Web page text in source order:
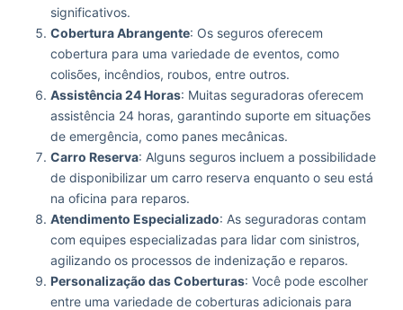
significativos.
Cobertura Abrangente: Os seguros oferecem
cobertura para uma variedade de eventos, como
colisões, incêndios, roubos, entre outros.
Assistência 24 Horas: Muitas seguradoras oferecem
assistência 24 horas, garantindo suporte em situações
de emergência, como panes mecânicas.
Carro Reserva: Alguns seguros incluem a possibilidade
de disponibilizar um carro reserva enquanto o seu está
na oficina para reparos.
Atendimento Especializado: As seguradoras contam
com equipes especializadas para lidar com sinistros,
agilizando os processos de indenização e reparos.
Personalização das Coberturas: Você pode escolher
entre uma variedade de coberturas adicionais para